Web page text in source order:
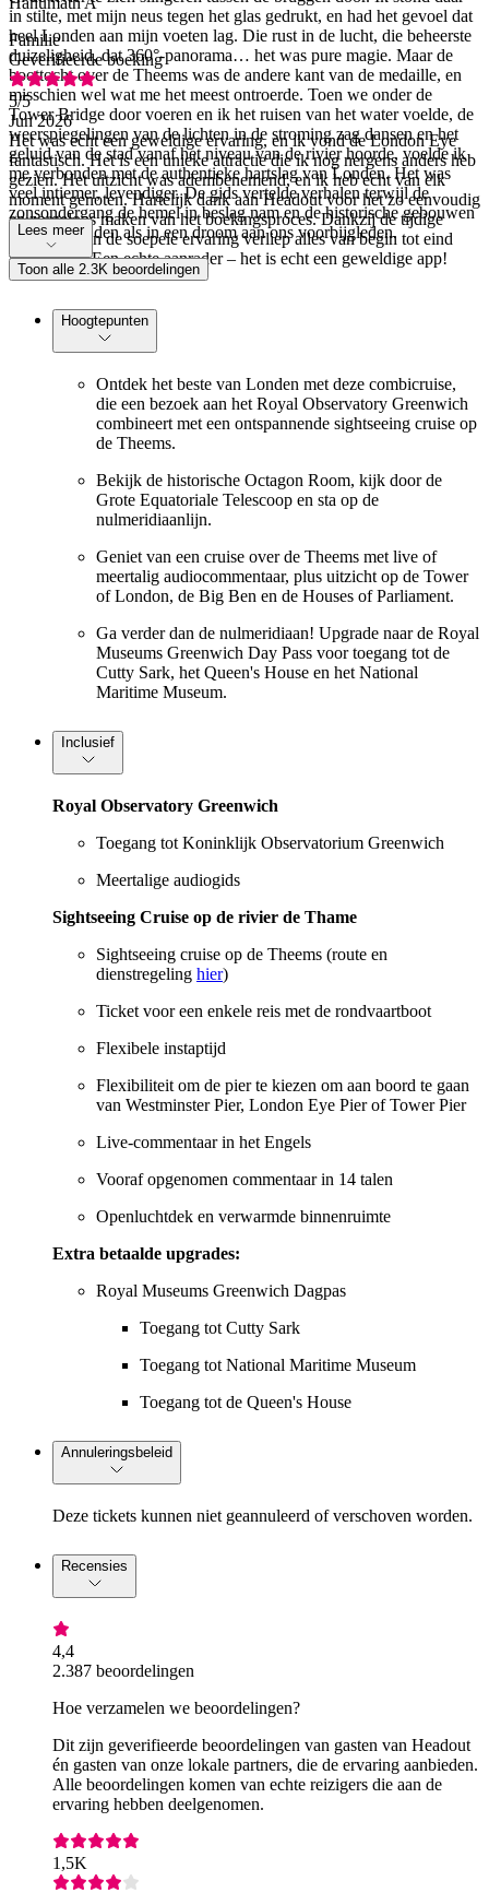
in stilte, met mijn neus tegen het glas gedrukt, en had het gevoel dat
heel Londen aan mijn voeten lag. Die rust in de lucht, die beheerste
duizeligheid, dat 360°-panorama… het was pure magie. Maar de
boottocht over de Theems was de andere kant van de medaille, en
misschien wel wat me het meest ontroerde. Toen we onder de
Tower Bridge door voeren en ik het ruisen van het water voelde, de
weerspiegelingen van de lichten in de stroming zag dansen en het
geluid van de stad vanaf het niveau van de rivier hoorde, voelde ik
me verbonden met de authentieke hartslag van Londen. Het was
veel intiemer, levendiger. De gids vertelde verhalen terwijl de
zonsondergang de hemel in beslag nam en de historische gebouwen
aan weerszijden als in een droom aan ons voorbijgleden.
Familie
Geverifieerde boeking
5/5
Jun 2026
Het was echt een geweldige ervaring, en ik vond de London Eye
fantastisch. Het is een unieke attractie die ik nog nergens anders heb
gezien. Het uitzicht was adembenemend, en ik heb echt van elk
moment genoten. Hartelijk dank aan Headout voor het zo eenvoudig
en zorgeloos maken van het boekingsproces. Dankzij de tijdige
meldingen en de soepele ervaring verliep alles van begin tot eind
vlekkeloos. Een echte aanrader – het is echt een geweldige app!
Lees meer
Toon alle 2.3K beoordelingen
Hoogtepunten
Ontdek het beste van Londen met deze combicruise,
die een bezoek aan het Royal Observatory Greenwich
combineert met een ontspannende sightseeing cruise op
de Theems.
Bekijk de historische Octagon Room, kijk door de
Grote Equatoriale Telescoop en sta op de
nulmeridiaanlijn.
Geniet van een cruise over de Theems met live of
meertalig audiocommentaar, plus uitzicht op de Tower
of London, de Big Ben en de Houses of Parliament.
Ga verder dan de nulmeridiaan! Upgrade naar de Royal
Museums Greenwich Day Pass voor toegang tot de
Cutty Sark, het Queen's House en het National
Maritime Museum.
Inclusief
Royal Observatory Greenwich
Toegang tot Koninklijk Observatorium Greenwich
Meertalige audiogids
Sightseeing Cruise op de rivier de Thame
Sightseeing cruise op de Theems (route en
dienstregeling hier)
Ticket voor een enkele reis met de rondvaartboot
Flexibele instaptijd
Flexibiliteit om de pier te kiezen om aan boord te gaan
van Westminster Pier, London Eye Pier of Tower Pier
Live-commentaar in het Engels
Vooraf opgenomen commentaar in 14 talen
Openluchtdek en verwarmde binnenruimte
Extra betaalde upgrades:
Royal Museums Greenwich Dagpas
Toegang tot Cutty Sark
Toegang tot National Maritime Museum
Toegang tot de Queen's House
Annuleringsbeleid
Deze tickets kunnen niet geannuleerd of verschoven worden.
Recensies
4,4
2.387 beoordelingen
Hoe verzamelen we beoordelingen?
Dit zijn geverifieerde beoordelingen van gasten van Headout
én gasten van onze lokale partners, die de ervaring aanbieden.
Alle beoordelingen komen van echte reizigers die aan de
ervaring hebben deelgenomen.
1,5K